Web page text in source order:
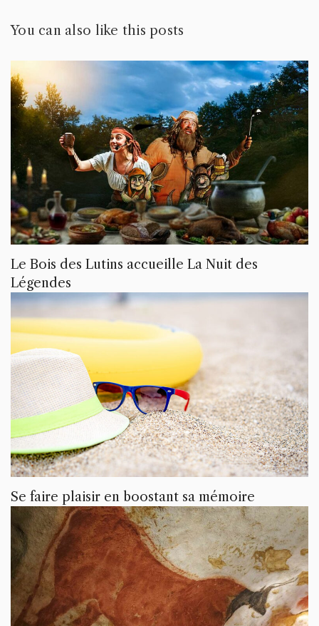
You can also like this posts
Le Bois des Lutins accueille La Nuit des
Légendes
Se faire plaisir en boostant sa mémoire